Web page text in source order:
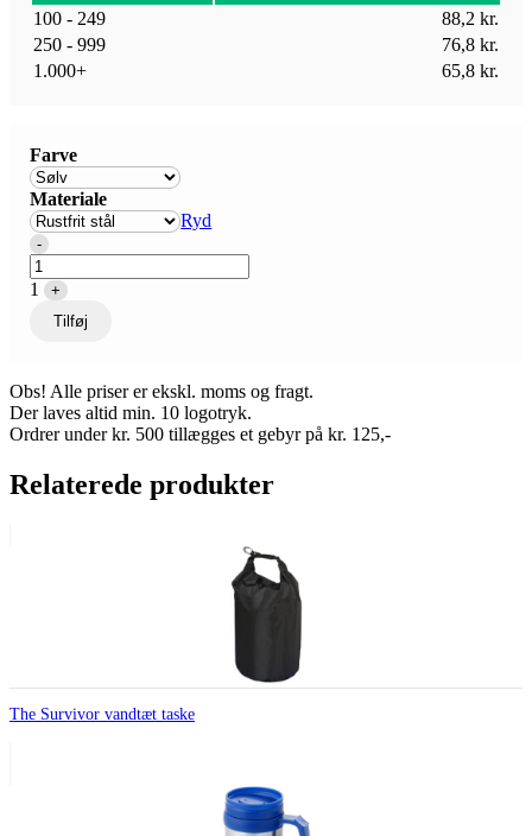
100 - 249
88,2 kr.
250 - 999
76,8 kr.
1.000+
65,8 kr.
Farve
Materiale
Ryd
Quantity
-
1
+
Tilføj
Obs! Alle priser er ekskl. moms og fragt.
Der laves altid min. 10 logotryk.
Ordrer under kr. 500 tillægges et gebyr på kr. 125,-
Relaterede produkter
The Survivor vandtæt taske